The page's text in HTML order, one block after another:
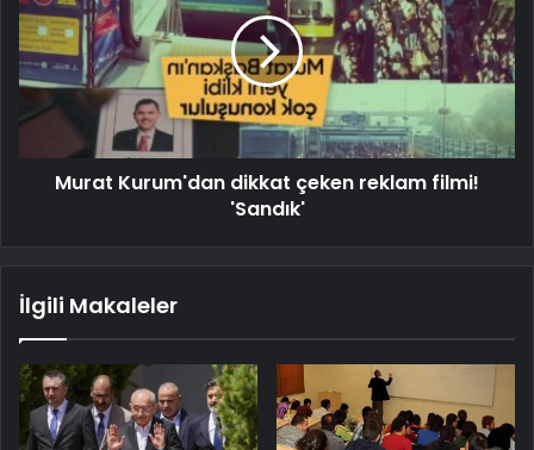
Murat Kurum'dan dikkat çeken reklam filmi!
'Sandık'
İlgili Makaleler